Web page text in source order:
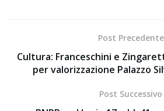
Post Precedente
Cultura: Franceschini e
per valorizzazione Palazzo
Post Successivo